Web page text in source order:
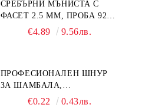
СРЕБЪРНИ МЪНИСТА С
ФАСЕТ 2.5 ММ, ПРОБА 925
€4.89 9.56лв.
ПРОФЕСИОНАЛЕН ШНУР
ЗА ШАМБАЛА,
МИКРОМАКРАМЕ И
€0.22 0.43лв.